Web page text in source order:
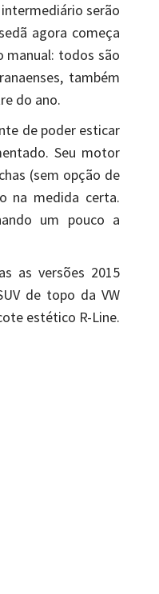
serão
agora começa
manual: todos são
também
do ano.
de poder esticar
Seu motor
(sem opção de
na medida certa.
um pouco a
as versões 2015
de topo da VW
estético R-Line.